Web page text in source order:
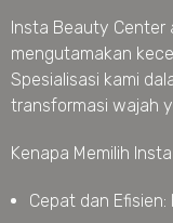
Insta Beauty Center
mengutamakan
Spesialisasi kami
transformasi wajah
Kenapa Memilih
Cepat dan